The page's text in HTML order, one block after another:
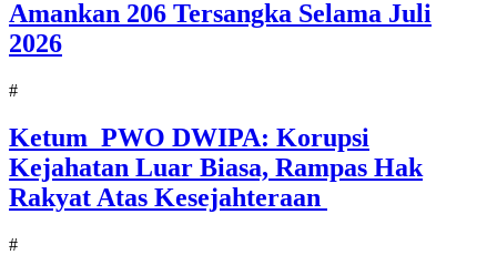
Amankan 206 Tersangka Selama Juli
2026
#
Ketum PWO DWIPA: Korupsi
Kejahatan Luar Biasa, Rampas Hak
Rakyat Atas Kesejahteraan
#